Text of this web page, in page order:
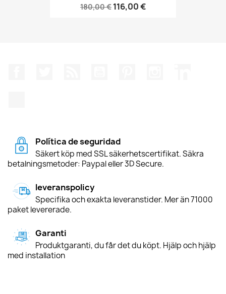
180,00 € 116,00 €
Política de seguridad
Säkert köp med SSL säkerhetscertifikat. Säkra
betalningsmetoder: Paypal eller 3D Secure.
leveranspolicy
Specifika och exakta leveranstider. Mer än 71000
paket levererade.
Garanti
Produktgaranti, du får det du köpt. Hjälp och hjälp
med installation